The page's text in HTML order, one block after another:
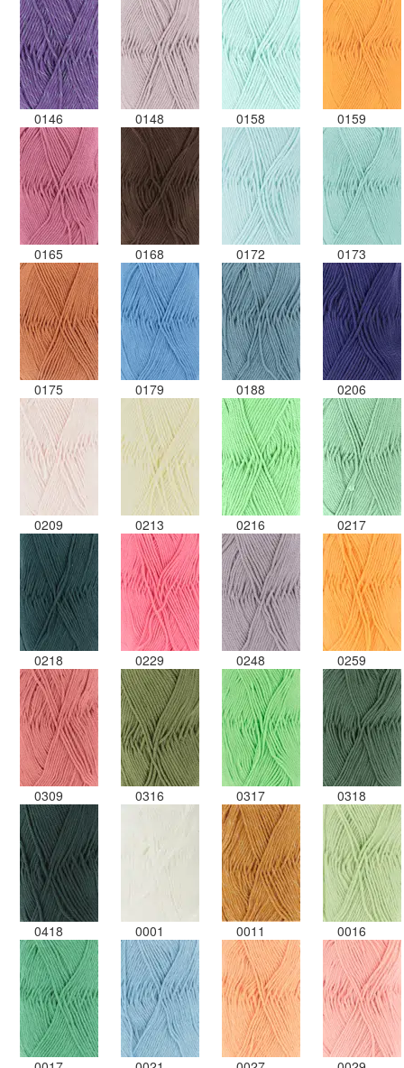
0146 0148 0158 0159
0165 0168 0172 0173
0175 0179 0188 0206
0209 0213 0216 0217
0218 0229 0248 0259
0309 0316 0317 0318
0418 0001 0011 0016